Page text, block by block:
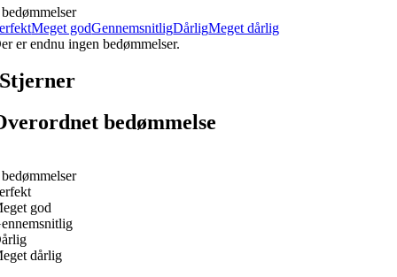
Meget godGennemsnitligDårligMeget dårlig
er endnu ingen bedømmelser.
Stjerner
bedømmelse
god
dårlig